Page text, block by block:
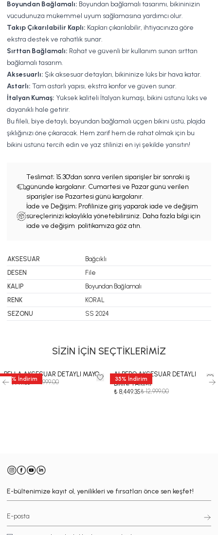
Boyundan Bağlamalı: Boyundan bağlamalı tasarımı, bikininizin
vücudunuza mükemmel uyum sağlamasına yardımcı olur.
Takıp Çıkarılabilir Kaplı: Kapları çıkarılabilir, ihtiyacınıza göre
ekstra destek ve rahatlık sunar.
Sırttan Bağlamalı: Rahat ve güvenli bir kullanım sunan sırttan
bağlamalı tasarım.
Aksesuarlı: Şık aksesuar detayları, bikininize lüks bir hava katar.
Astarlı: Tam astarlı yapısı, ekstra konfor ve güven sunar.
İtalyan Kumaş: Yüksek kaliteli İtalyan kumaşı, bikini üstünü lüks ve
dayanıklı hale getirir.
Bu fileli, biye detaylı, boyundan bağlamalı üçgen bikini üstü, plajda
şıklığınızı öne çıkaracak. Hem zarif hem de rahat olmak için bu
bikini üstünü tercih edin ve yaz stilinizi en iyi şekilde yansıtın!
Teslimat; 15.30'dan sonra verilen siparişler bir sonraki iş
gününde kargolanır. Cumartesi ve Pazar günü verilen
siparişler ise Pazartesi günü kargolanır.
İade ve Değişim; Profilinize giriş yaparak iade ve değişim
süreçlerinizi kolaylıkla yönetebilirsiniz. Daha fazla bilgi için
iade ve değişim politikamıza göz atın.
AKSESUAR
Bağcıklı
DESEN
File
KALIP
Boyundan Bağlamalı
RENK
KORAL
SEZONU
SS 2024
SİZİN İÇİN SEÇTİKLERİMİZ
35 % İndirim
BELLA AKSESUAR DETAYLI MAYO
₺ 8,449.35 ₺ 12,999.00 35% İndirim
ALBERO AKSESUAR DETAYLI
BİKİNİ TAKIMI
₺ 8,449.35₺ 12,999.00
E-bültenimize kayıt ol, yenilikleri ve fırsatları önce sen keşfet!